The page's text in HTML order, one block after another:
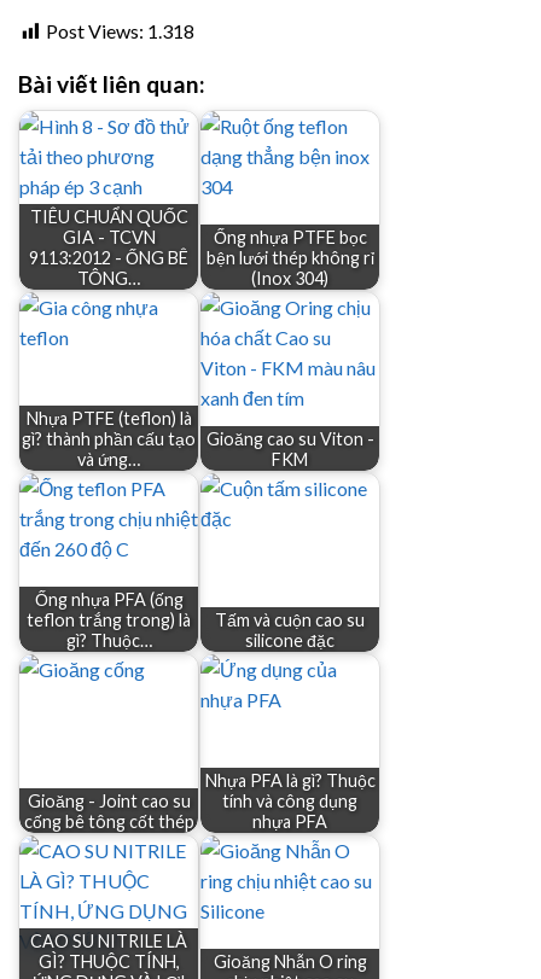
Post Views: 1.318
Bài viết liên quan:
TIÊU CHUẨN QUỐC
GIA - TCVN
9113:2012 - ỐNG BÊ
TÔNG…
Ống nhựa PTFE bọc
bện lưới thép không rỉ
(Inox 304)
Nhựa PTFE (teflon) là
gì? thành phần cấu tạo
và ứng…
Gioăng cao su Viton -
FKM
Ống nhựa PFA (ống
teflon trắng trong) là
gì? Thuộc…
Tấm và cuộn cao su
silicone đặc
Gioăng - Joint cao su
cống bê tông cốt thép
Nhựa PFA là gì? Thuộc
tính và công dụng
nhựa PFA
CAO SU NITRILE LÀ
GÌ? THUỘC TÍNH,
Gioăng Nhẫn O ring